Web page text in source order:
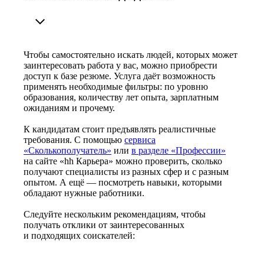
Чтобы самостоятельно искать людей, которых может
заинтересовать работа у вас, можно приобрести
доступ к базе резюме. Услуга даёт возможность
применять необходимые фильтры: по уровню
образования, количеству лет опыта, зарплатным
ожиданиям и прочему.
К кандидатам стоит предъявлять реалистичные
требования. С помощью сервиса
«Сколькополучатель» или в разделе «Профессии»
на сайте «hh Карьера» можно проверить, сколько
получают специалисты из разных сфер и с разным
опытом. А ещё — посмотреть навыки, которыми
обладают нужные работники.
Следуйте нескольким рекомендациям, чтобы
получать отклики от заинтересованных
и подходящих соискателей: